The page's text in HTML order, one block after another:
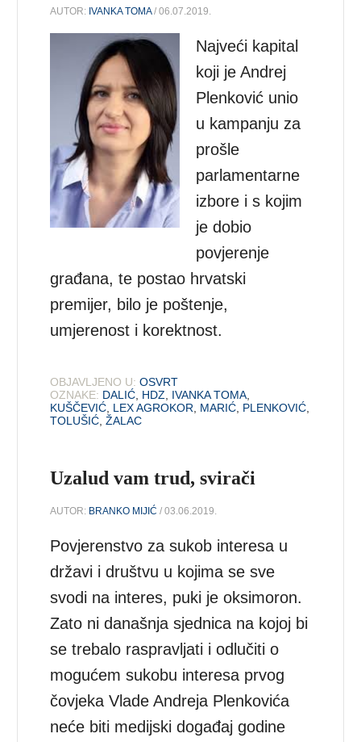
AUTOR: IVANKA TOMA/ 06.07.2019.
Najveći kapital
koji je Andrej
Plenković unio
u kampanju za
prošle
parlamentarne
izbore i s kojim
je dobio
povjerenje
građana, te postao hrvatski
premijer, bilo je poštenje,
umjerenost i korektnost.
OBJAVLJENO U: OSVRT
OZNAKE: DALIĆ HDZ IVANKA TOMA
KUŠČEVIĆ LEX AGROKOR MARIĆ PLENKOVIĆ
TOLUŠIĆ ,ŽALAC
Uzalud vam trud, svirači
AUTOR: BRANKO MIJIĆ / 03.06.2019.
Povjerenstvo za sukob interesa u
državi i društvu u kojima se sve
svodi na interes, puki je oksimoron.
Zato ni današnja sjednica na kojoj bi
se trebalo raspravljati i odlučiti o
mogućem sukobu interesa prvog
čovjeka Vlade Andreja Plenkovića
neće biti medijski događaj godine